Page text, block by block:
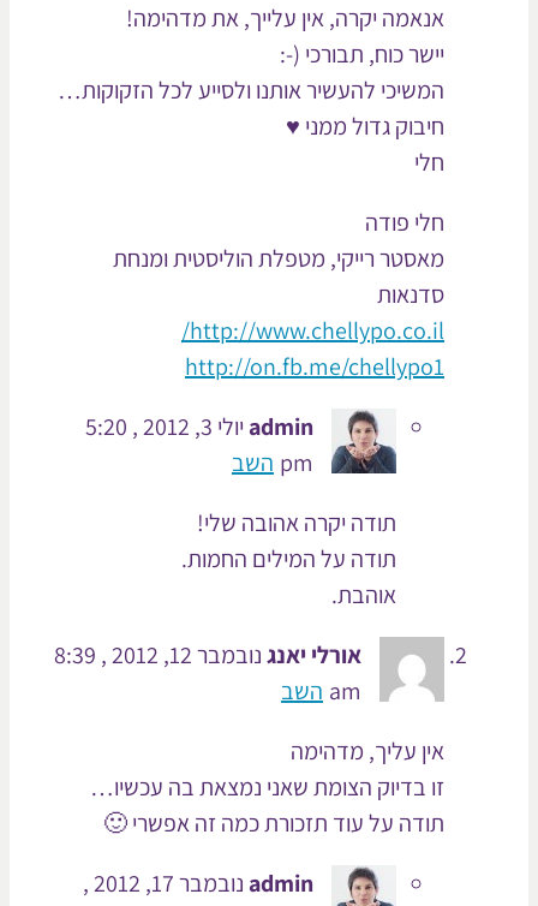
אנאמה יקרה, אין עלייך, את מדהימה!
יישר כוח, תבורכי (-:
המשיכי להעשיר אותנו ולסייע לכל הזקוקות…
חיבוק גדול ממני ♥
חלי פודה
מאסטר רייקי, מטפלת הוליסטית ומנחת
סדנאות
http://www.chellypo.co.il/
http://on.fb.me/chellypo1
admin
יולי 3, 2012 , 5:20
pmהשב
תודה יקרה אהובה שלי!
תודה על המילים החמות.
אוהבת.
אורלי יאנג
נובמבר 12, 2012 , 8:39
am
השב
אין עליך, מדהימה
זו בדיוק הצומת שאני נמצאת בה עכשיו…
תודה על עוד תזכורת כמה זה אפשרי 🙂
admin
נובמבר 17, 2012 ,